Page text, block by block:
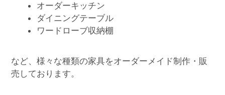
オーダーキッチン
ダイニングテーブル
ワードローブ収納棚
など、様々な種類の家具をオーダーメイド制作・販
売しております。